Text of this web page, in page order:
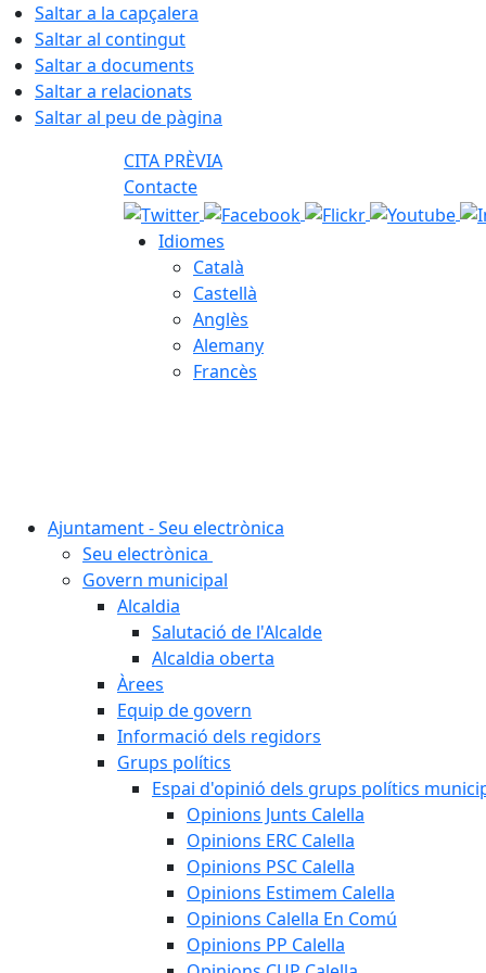
Saltar a la capçalera
Saltar al contingut
Saltar a documents
Saltar a relacionats
Saltar al peu de pàgina
CITA PRÈVIA
Contacte
Idiomes
Català
Castellà
Anglès
Alemany
Francès
Ajuntament - Seu electrònica
Seu electrònica
Govern municipal
Alcaldia
Salutació de l'Alcalde
Alcaldia oberta
Àrees
Equip de govern
Informació dels regidors
Grups polítics
Espai d'opinió dels grups polítics
Opinions Junts Calella
Opinions ERC Calella
Opinions PSC Calella
Opinions Estimem Calella
Opinions Calella En Comú
Opinions PP Calella